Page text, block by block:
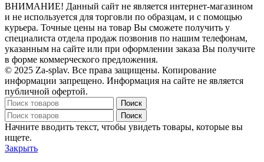
ВНИМАНИЕ! Данный сайт не является интернет-магазином
и не используется для торговли по образцам, и с помощью
курьера. Точные цены на товар Вы сможете получить у
специалиста отдела продаж позвонив по нашим телефонам,
указанным на сайте или при оформлении заказа Вы получите
в форме коммерческого предложения.
© 2025 Za-splav. Все права защищены. Копирование
информации запрещено. Информация на сайте не является
публичной офертой.
Поиск
Поиск
Начните вводить текст, чтобы увидеть товары, которые вы
ищете.
Закрыть